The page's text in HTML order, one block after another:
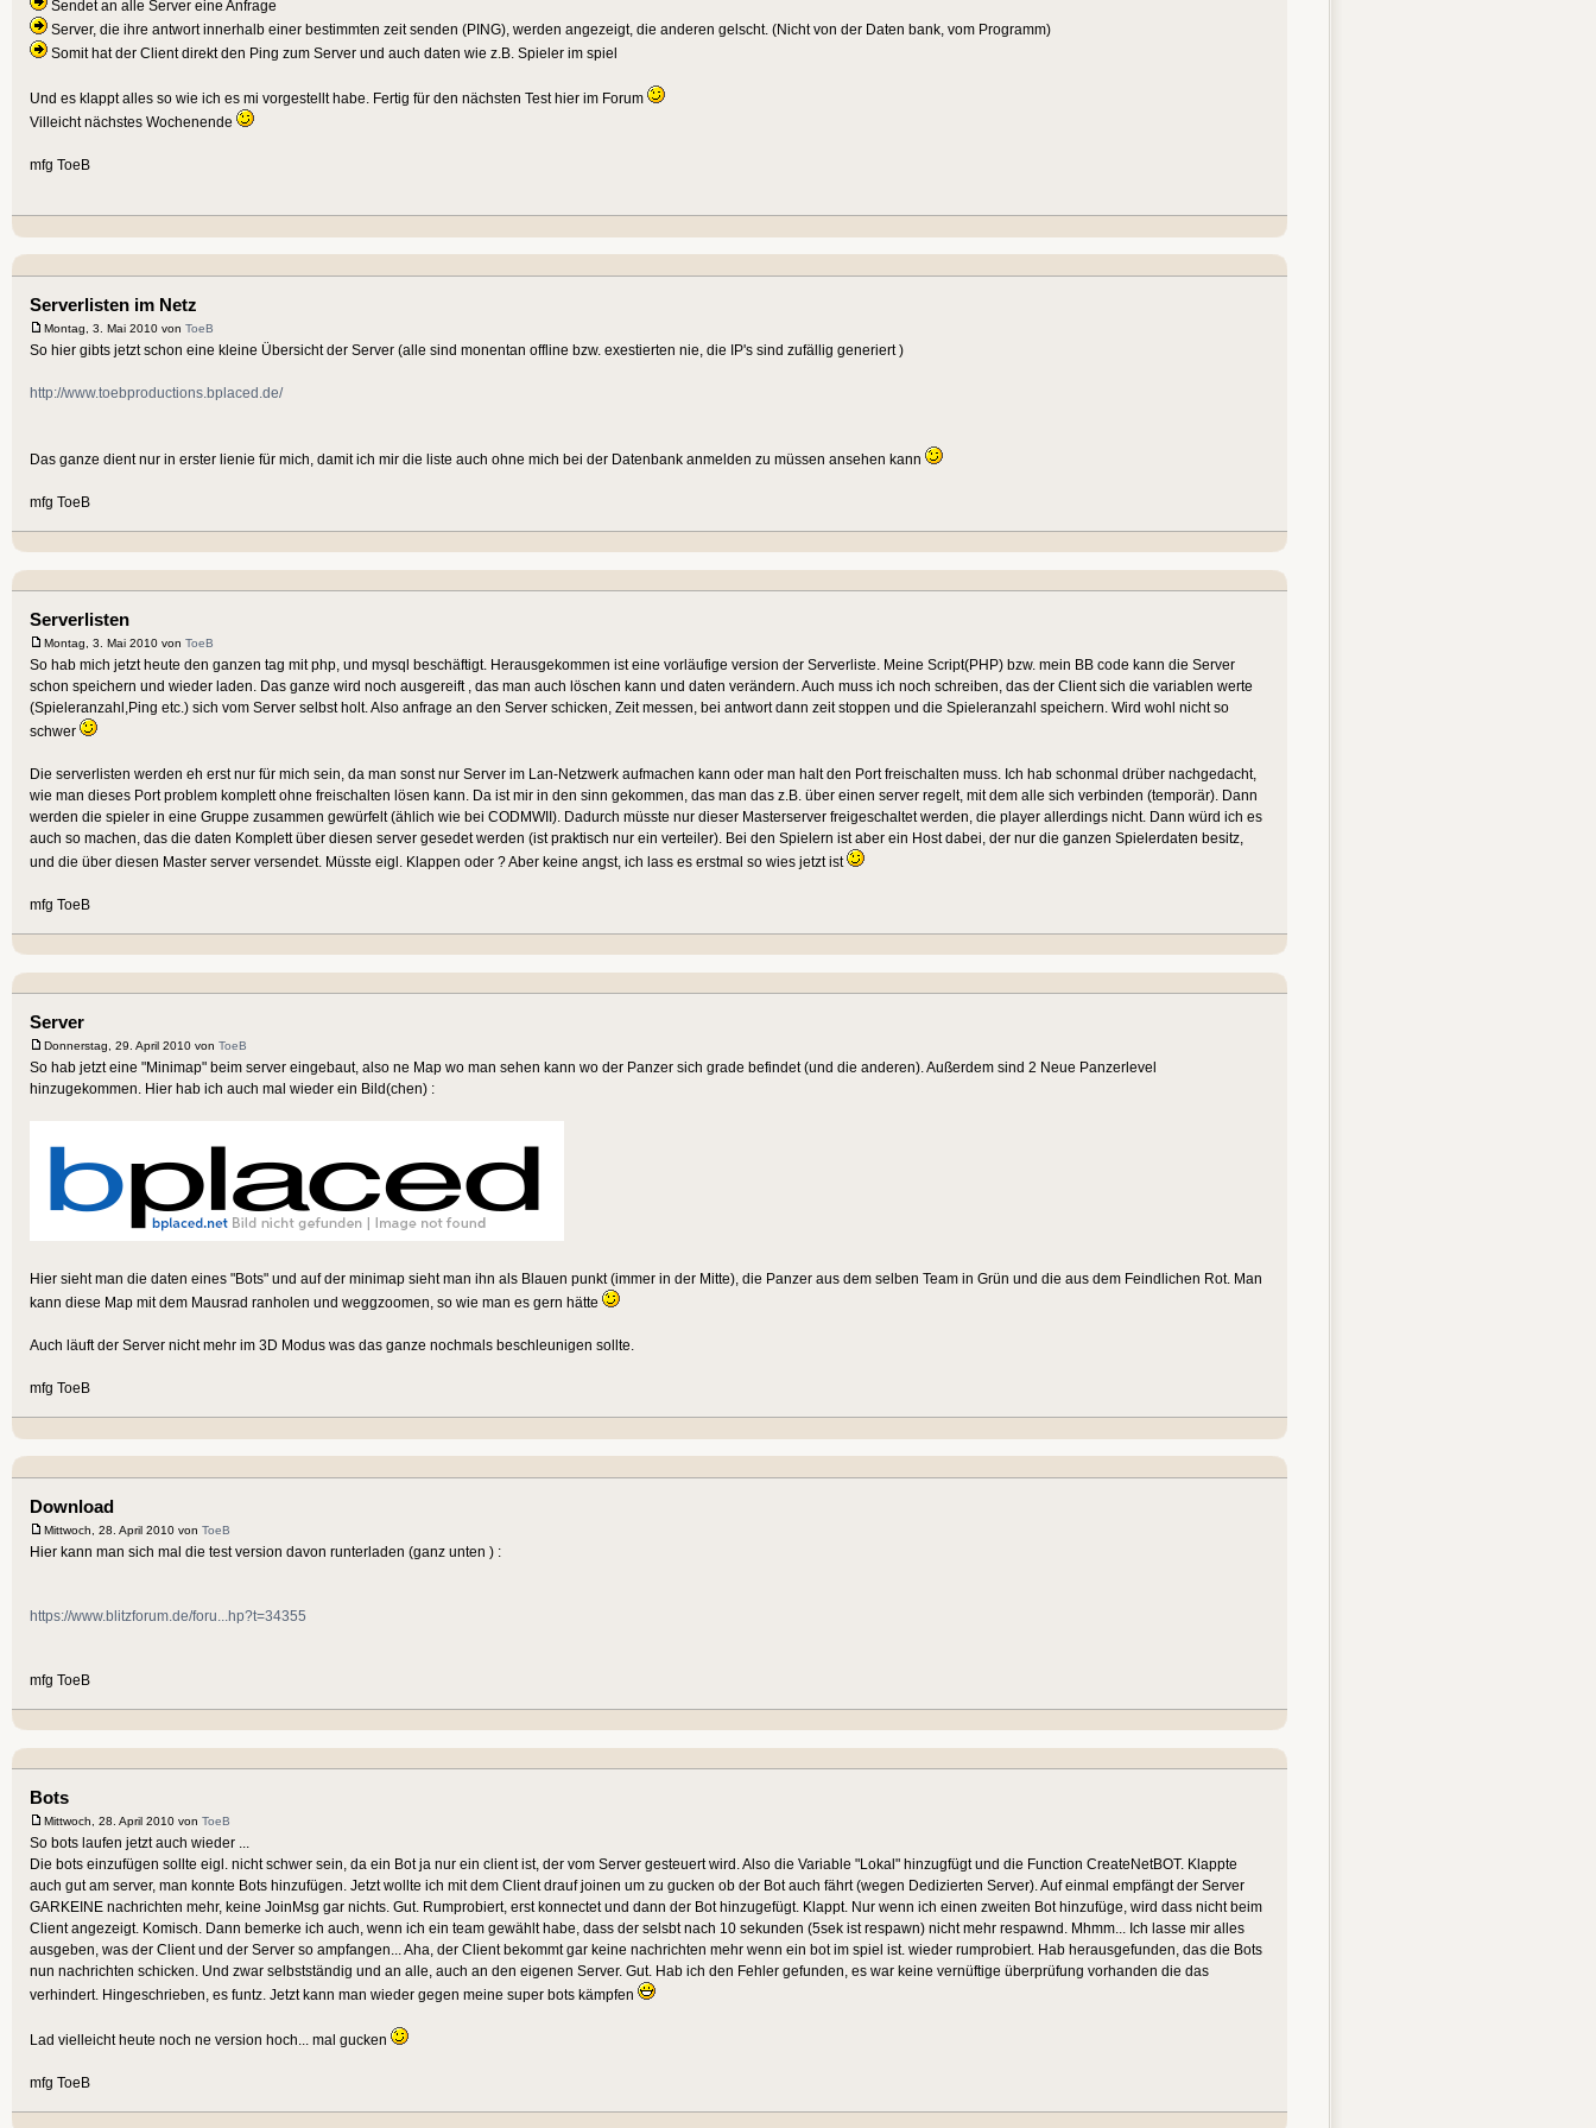
Sendet an alle Server eine Anfrage
Server, die ihre antwort innerhalb einer bestimmten zeit senden (PING), werden angezeigt, die anderen gelscht. (Nicht von der Daten bank, vom Programm)
Somit hat der Client direkt den Ping zum Server und auch daten wie z.B. Spieler im spiel
Und es klappt alles so wie ich es mi vorgestellt habe. Fertig für den nächsten Test hier im Forum
Villeicht nächstes Wochenende
mfg ToeB
Serverlisten im Netz
Montag, 3. Mai 2010 von ToeB
So hier gibts jetzt schon eine kleine Übersicht der Server (alle sind monentan offline bzw. exestierten nie, die IP's sind zufällig generiert )
http://www.toebproductions.bplaced.de/
Das ganze dient nur in erster lienie für mich, damit ich mir die liste auch ohne mich bei der Datenbank anmelden zu müssen ansehen kann
mfg ToeB
Serverlisten
Montag, 3. Mai 2010 von ToeB
So hab mich jetzt heute den ganzen tag mit php, und mysql beschäftigt. Herausgekommen ist eine vorläufige version der Serverliste. Meine Script(PHP) bzw. mein BB code kann die Server
schon speichern und wieder laden. Das ganze wird noch ausgereift , das man auch löschen kann und daten verändern. Auch muss ich noch schreiben, das der Client sich die variablen werte
(Spieleranzahl,Ping etc.) sich vom Server selbst holt. Also anfrage an den Server schicken, Zeit messen, bei antwort dann zeit stoppen und die Spieleranzahl speichern. Wird wohl nicht so
schwer
Die serverlisten werden eh erst nur für mich sein, da man sonst nur Server im Lan-Netzwerk aufmachen kann oder man halt den Port freischalten muss. Ich hab schonmal drüber nachgedacht,
wie man dieses Port problem komplett ohne freischalten lösen kann. Da ist mir in den sinn gekommen, das man das z.B. über einen server regelt, mit dem alle sich verbinden (temporär). Dann
werden die spieler in eine Gruppe zusammen gewürfelt (ählich wie bei CODMWII). Dadurch müsste nur dieser Masterserver freigeschaltet werden, die player allerdings nicht. Dann würd ich es
auch so machen, das die daten Komplett über diesen server gesedet werden (ist praktisch nur ein verteiler). Bei den Spielern ist aber ein Host dabei, der nur die ganzen Spielerdaten besitz,
und die über diesen Master server versendet. Müsste eigl. Klappen oder ? Aber keine angst, ich lass es erstmal so wies jetzt ist
mfg ToeB
Server
Donnerstag, 29. April 2010 von ToeB
So hab jetzt eine "Minimap" beim server eingebaut, also ne Map wo man sehen kann wo der Panzer sich grade befindet (und die anderen). Außerdem sind 2 Neue Panzerlevel
hinzugekommen. Hier hab ich auch mal wieder ein Bild(chen) :
Hier sieht man die daten eines "Bots" und auf der minimap sieht man ihn als Blauen punkt (immer in der Mitte), die Panzer aus dem selben Team in Grün und die aus dem Feindlichen Rot. Man
kann diese Map mit dem Mausrad ranholen und weggzoomen, so wie man es gern hätte
Auch läuft der Server nicht mehr im 3D Modus was das ganze nochmals beschleunigen sollte.
mfg ToeB
Download
Mittwoch, 28. April 2010 von ToeB
Hier kann man sich mal die test version davon runterladen (ganz unten ) :
https://www.blitzforum.de/foru...hp?t=34355
mfg ToeB
Bots
Mittwoch, 28. April 2010 von ToeB
So bots laufen jetzt auch wieder ...
Die bots einzufügen sollte eigl. nicht schwer sein, da ein Bot ja nur ein client ist, der vom Server gesteuert wird. Also die Variable "Lokal" hinzugfügt und die Function CreateNetBOT. Klappte
auch gut am server, man konnte Bots hinzufügen. Jetzt wollte ich mit dem Client drauf joinen um zu gucken ob der Bot auch fährt (wegen Dedizierten Server). Auf einmal empfängt der Server
GARKEINE nachrichten mehr, keine JoinMsg gar nichts. Gut. Rumprobiert, erst konnectet und dann der Bot hinzugefügt. Klappt. Nur wenn ich einen zweiten Bot hinzufüge, wird dass nicht beim
Client angezeigt. Komisch. Dann bemerke ich auch, wenn ich ein team gewählt habe, dass der selsbt nach 10 sekunden (5sek ist respawn) nicht mehr respawnd. Mhmm... Ich lasse mir alles
ausgeben, was der Client und der Server so ampfangen... Aha, der Client bekommt gar keine nachrichten mehr wenn ein bot im spiel ist. wieder rumprobiert. Hab herausgefunden, das die Bots
nun nachrichten schicken. Und zwar selbstständig und an alle, auch an den eigenen Server. Gut. Hab ich den Fehler gefunden, es war keine vernüftige überprüfung vorhanden die das
verhindert. Hingeschrieben, es funtz. Jetzt kann man wieder gegen meine super bots kämpfen
Lad vielleicht heute noch ne version hoch... mal gucken
mfg ToeB